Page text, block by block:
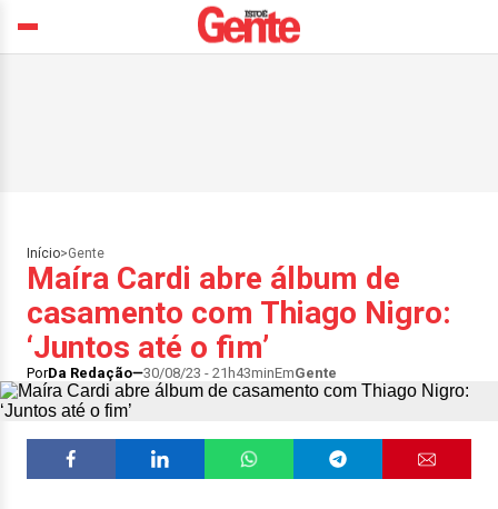
Início>Gente
Maíra Cardi abre álbum de
casamento com Thiago Nigro:
‘Juntos até o fim’
PorDa Redação 30/08/23 - 21h43minEmGente